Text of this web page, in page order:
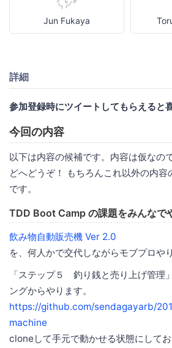
Jun Fukaya
詳細
参加登録時にツイートしてもらえると
今回の内容
以下は内容の候補です。内容は仮なの
どへどうぞ！ もちろんこれ以外の内容
です。
TDD Boot Camp の課題をみんなで
飲み物自動販売機 Ver 2.0
を、何人かで交代しながらモブプロや
「ステップ５ 釣り銭と売り上げ管理
ングからやります。
https://github.com/sendagayarb/
machine
cloneして手元で動かせる状態にして